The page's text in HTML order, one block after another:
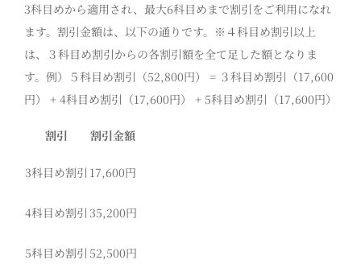
3科目めから適用され、最大6科目めまで割引をご利用になれ
ます。割引金額は、以下の通りです。※４科目め割引以上
は、３科目め割引からの各割引額を全て足した額となりま
す。例）５科目め割引（52,800円） = ３科目め割引（17,600
円） + 4科目め割引（17,600円） + 5科目め割引（17,600円）
割引 割引金額
3科目め割引 17,600円
4科目め割引 35,200円
5科目め割引 52,500円